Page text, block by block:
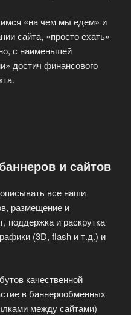
«на чем мы едем» и
сайта, «просто ехать»
с наименьшей
достич финансового
и сайтов
все наши
размещение и
поддержка и раскрутка
(3D, flash и т.д.) и
качественной
в баннерообменных
между сайтами)